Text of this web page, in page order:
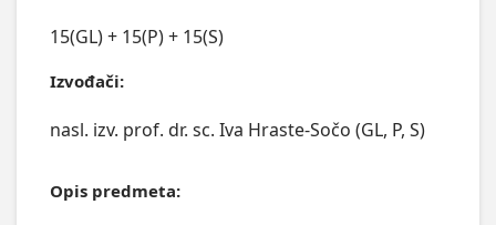
15(GL) + 15(P) + 15(S)
Izvođači:
nasl. izv. prof. dr. sc. Iva Hraste-Sočo (GL, P, S)
Opis predmeta: